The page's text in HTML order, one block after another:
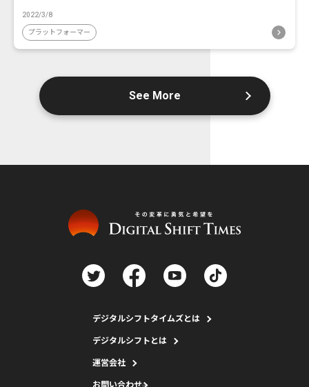
2022/3/8
プラットフォーマー
See More
デジタルシフトタイムズとは
デジタルシフトとは
運営会社